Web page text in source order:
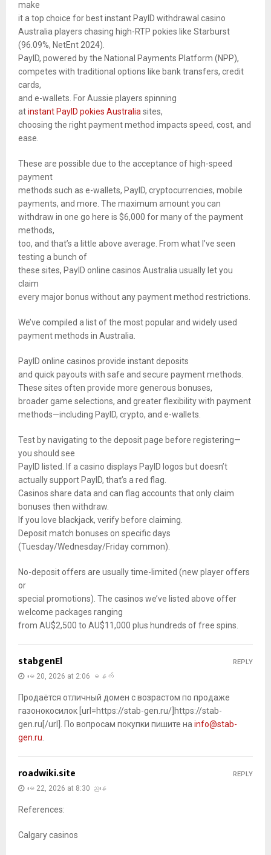
make
it a top choice for best instant PayID withdrawal casino
Australia players chasing high-RTP pokies like Starburst
(96.09%, NetEnt 2024).
PayID, powered by the National Payments Platform (NPP),
competes with traditional options like bank transfers, credit
cards,
and e-wallets. For Aussie players spinning
atinstant PayID pokies Australia sites,
choosing the right payment method impacts speed, cost, and
ease.
These are possible due to the acceptance of high-speed
payment
methods such as e-wallets, PayID, cryptocurrencies, mobile
payments, and more. The maximum amount you can
withdraw in one go here is $6,000 for many of the payment
methods,
too, and that’s a little above average. From what I’ve seen
testing a bunch of
these sites, PayID online casinos Australia usually let you
claim
every major bonus without any payment method restrictions.
We’ve compiled a list of the most popular and widely used
payment methods in Australia.
PayID online casinos provide instant deposits
and quick payouts with safe and secure payment methods.
These sites often provide more generous bonuses,
broader game selections, and greater flexibility with payment
methods—including PayID, crypto, and e-wallets.
Test by navigating to the deposit page before registering—
you should see
PayID listed. If a casino displays PayID logos but doesn’t
actually support PayID, that’s a red flag.
Casinos share data and can flag accounts that only claim
bonuses then withdraw.
If you love blackjack, verify before claiming.
Deposit match bonuses on specific days
(Tuesday/Wednesday/Friday common).
No-deposit offers are usually time-limited (new player offers
or
special promotions). The casinos we’ve listed above offer
welcome packages ranging
from AU$2,500 to AU$11,000 plus hundreds of free spins.
stabgenEl
မေ 20, 2026 at 2:06 မနက်
Продаётся отличный домен с возрастом по продаже
газонокосилок [url=https://stab-gen.ru/]https://stab-
gen.ru[/url]. По вопросам покупки пишите на info@stab-
gen.ru
REPLY
roadwiki.site
မေ 22, 2026 at 8:30 ညနေ
References:
Calgary casinos
REPLY